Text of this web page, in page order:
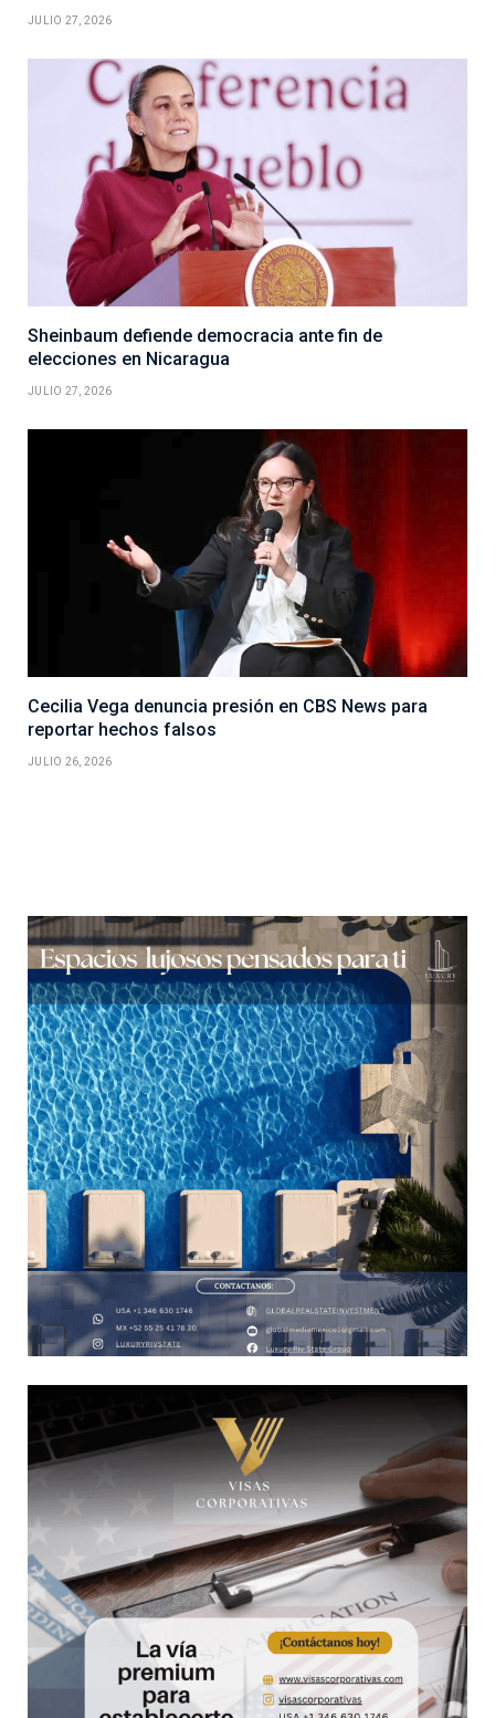
JULIO 27, 2026
Sheinbaum defiende democracia ante fin de
elecciones en Nicaragua
JULIO 27, 2026
Cecilia Vega denuncia presión en CBS News para
reportar hechos falsos
JULIO 26, 2026